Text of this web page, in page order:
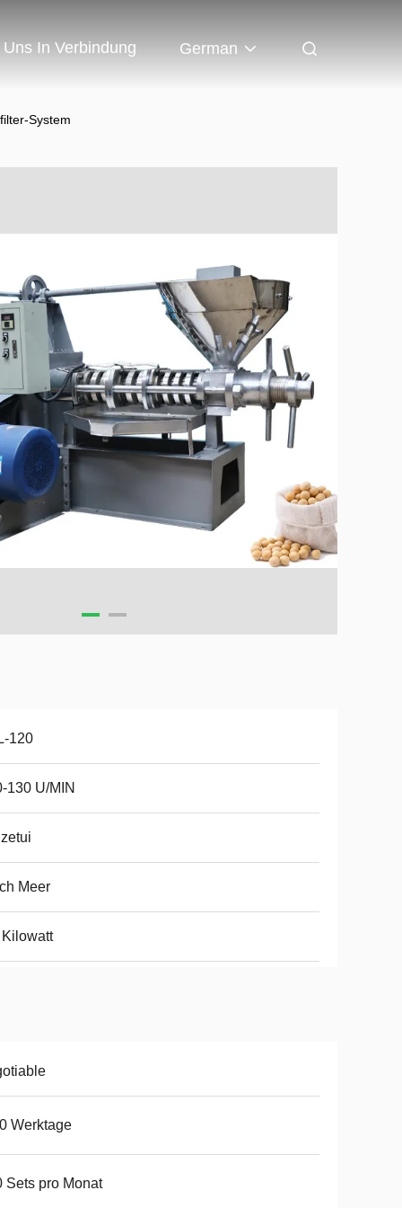
In Verbindung German
System
120
130 U/MIN
Meer
Werktage
Sets pro Monat